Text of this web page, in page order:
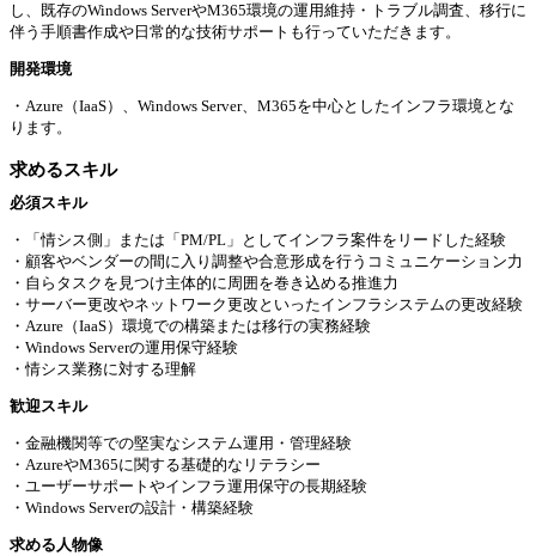
し、既存のWindows ServerやM365環境の運用維持・トラブル調査、移行に
伴う手順書作成や日常的な技術サポートも行っていただきます。
開発環境
・Azure（IaaS）、Windows Server、M365を中心としたインフラ環境とな
ります。
求めるスキル
必須スキル
・「情シス側」または「PM/PL」としてインフラ案件をリードした経験
・顧客やベンダーの間に入り調整や合意形成を行うコミュニケーション力
・自らタスクを見つけ主体的に周囲を巻き込める推進力
・サーバー更改やネットワーク更改といったインフラシステムの更改経験
・Azure（IaaS）環境での構築または移行の実務経験
・Windows Serverの運用保守経験
・情シス業務に対する理解
歓迎スキル
・金融機関等での堅実なシステム運用・管理経験
・AzureやM365に関する基礎的なリテラシー
・ユーザーサポートやインフラ運用保守の長期経験
・Windows Serverの設計・構築経験
求める⼈物像